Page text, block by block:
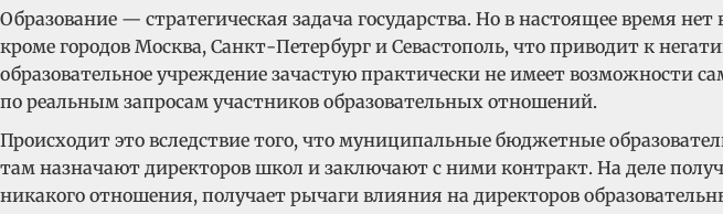
Образование — стратегическая задача государства. Но в настоящее время
кроме городов Москва, Санкт-Петербург и Севастополь, что приводит к
образовательное учреждение зачастую практически не имеет возможности
по реальным запросам участников образовательных отношений.
Происходит это вследствие того, что муниципальные бюджетные
там назначают директоров школ и заключают с ними контракт. На деле
никакого отношения, получает рычаги влияния на директоров